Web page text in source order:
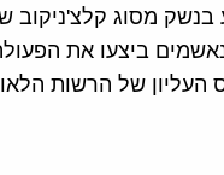
לב כי שני הנאשמים ביצעו
של הרשות